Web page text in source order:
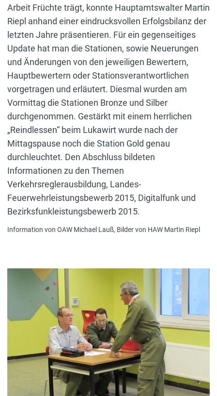
Arbeit Früchte trägt, konnte Hauptamtswalter Martin
Riepl anhand einer eindrucksvollen Erfolgsbilanz der
letzten Jahre präsentieren. Für ein gegenseitiges
Update hat man die Stationen, sowie Neuerungen
und Änderungen von den jeweiligen Bewertern,
Hauptbewertern oder Stationsverantwortlichen
vorgetragen und erläutert. Diesmal wurden am
Vormittag die Stationen Bronze und Silber
durchgenommen. Gestärkt mit einem herrlichen
„Reindlessen“ beim Lukawirt wurde nach der
Mittagspause noch die Station Gold genau
durchleuchtet. Den Abschluss bildeten
Informationen zu den Themen
Verkehrsreglerausbildung, Landes-
Feuerwehrleistungsbewerb 2015, Digitalfunk und
Bezirksfunkleistungsbewerb 2015.
Information von OAW Michael Lauß, Bilder von HAW Martin Riepl